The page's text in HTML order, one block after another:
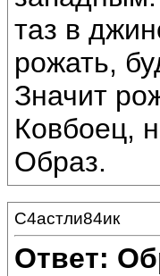
таз в
рожать,
Значит
Ковбоец,
Образ.
С4астли84ик
Ответ: